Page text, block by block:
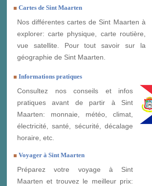
Cartes de Sint Maarten
Nos différentes cartes de Sint Maarten à
explorer: carte physique, carte routière,
vue satellite. Pour tout savoir sur la
géographie de Sint Maarten.
Informations pratiques
Consultez nos conseils et infos
pratiques avant de partir à Sint
Maarten: monnaie, météo, climat,
électricité, santé, sécurité, décalage
horaire, etc.
Voyager à Sint Maarten
Préparez votre voyage à Sint
Maarten et trouvez le meilleur prix: